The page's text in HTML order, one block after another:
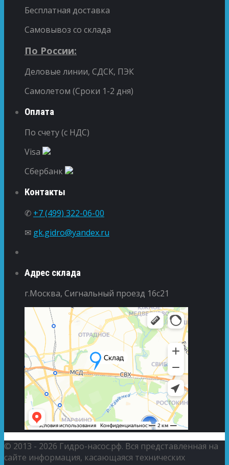
Бесплатная доставка
Самовывоз со склада
По России:
Деловые линии, СДСК, ПЭК
Самолетом (Сроки 1-2 дня)
Оплата
По счету (с НДС)
Visa
Сбербанк
Контакты
✆ +7 (499) 322-06-00
✉ gk.gidro@yandex.ru
Адрес склада
г.Москва, Сигнальный проезд 16с21
© 2013 - 2026 Гидро-насос.рф. Вся представленная на
сайте информация, касающаяся технических